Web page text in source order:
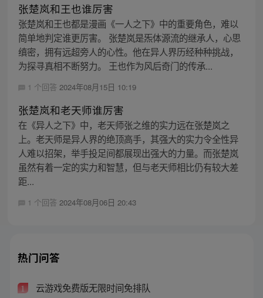
张楚岚和王也谁厉害
张楚岚和王也都是漫画《一人之下》中的重要角色，难以
简单地判定谁更厉害。 张楚岚是炁体源流的继承人，心思
缜密，拥有远超旁人的心性。他在异人界历经种种挑战，
为探寻真相不断努力。 王也作为风后奇门的传承...
1 个回答 2024年08月15日 10:19
张楚岚和老天师谁厉害
在《异人之下》中，老天师张之维的实力远在张楚岚之
上。老天师是异人界的绝顶高手，其强大的实力令全性异
人难以招架，举手投足间都展现出强大的力量。而张楚岚
虽然有着一定的实力和智慧，但与老天师相比仍有较大差
距...
1 个回答 2024年08月06日 20:43
热门问答
1 云游戏免费版无限时间免排队